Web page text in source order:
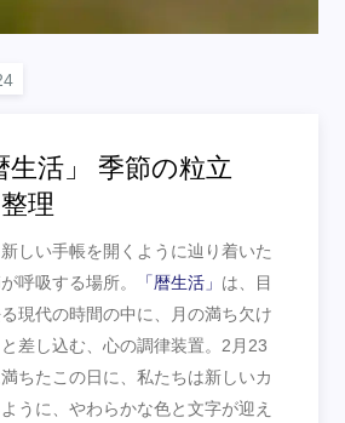
生活」 季節の粒立
理
しい手帳を開くように辿り着いた
呼吸する場所。
「暦生活」 は、目
現代の時間の中に、月の満ち欠け
差し込む、心の調律装置。2月23
ちたこの日に、私たちは新しいカ
うに、やわらかな色と文字が迎え